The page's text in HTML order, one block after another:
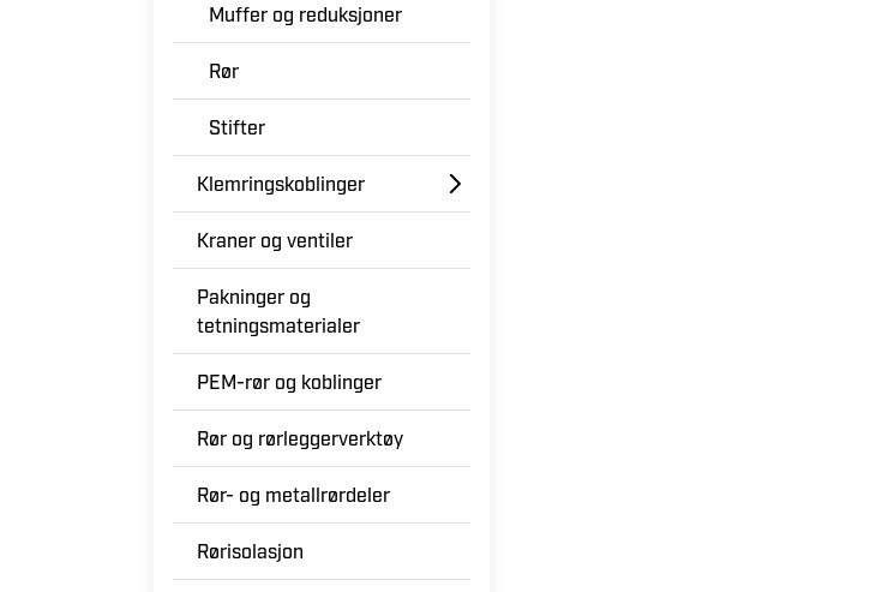
Muffer og reduksjoner
Rør
Stifter
Klemringskoblinger
Kraner og ventiler
Pakninger og
tetningsmaterialer
PEM-rør og koblinger
Rør og rørleggerverktøy
Rør- og metallrørdeler
Rørisolasjon